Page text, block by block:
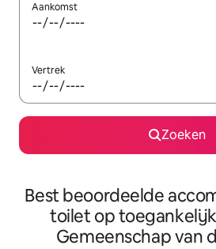
Aankomst
Vertrek
Zoeken
Best beoordeelde
toilet op
Gemeenschap van